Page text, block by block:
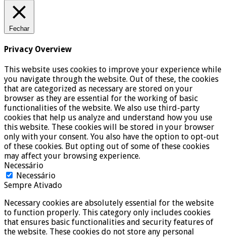
Fechar
Privacy Overview
This website uses cookies to improve your experience while
you navigate through the website. Out of these, the cookies
that are categorized as necessary are stored on your
browser as they are essential for the working of basic
functionalities of the website. We also use third-party
cookies that help us analyze and understand how you use
this website. These cookies will be stored in your browser
only with your consent. You also have the option to opt-out
of these cookies. But opting out of some of these cookies
may affect your browsing experience.
Necessário
Necessário
Sempre Ativado
Necessary cookies are absolutely essential for the website
to function properly. This category only includes cookies
that ensures basic functionalities and security features of
the website. These cookies do not store any personal